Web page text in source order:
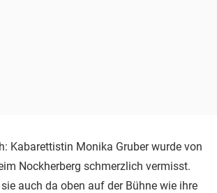
Kabarettistin Monika Gruber wurde von
Nockherberg schmerzlich vermisst.
auch da oben auf der Bühne wie ihre